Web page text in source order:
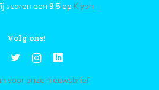
scoren een 9,5 op Kiyoh
Volg ons!
voor onze nieuwsbrief